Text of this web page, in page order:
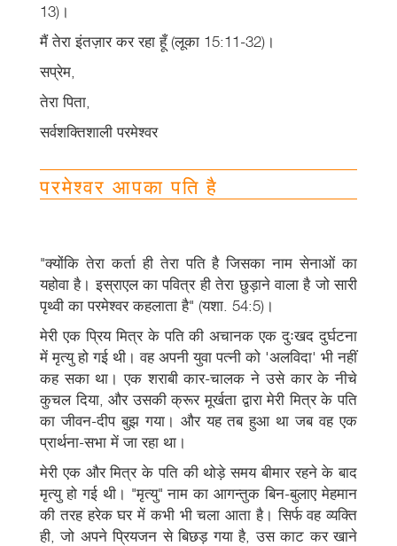
13)।
मैं तेरा इंतज़ार कर रहा हूँ (लूका 15:11-32)।
सप्रेम,
तेरा पिता,
सर्वशक्तिशाली परमेश्वर
परमेश्वर आपका पति है
"क्योंकि तेरा कर्ता ही तेरा पति है जिसका नाम सेनाओं का
यहोवा है। इस्राएल का पवित्र ही तेरा छुड़ाने वाला है जो सारी
पृथ्वी का परमेश्वर कहलाता है" (यशा. 54:5)।
मेरी एक प्रिय मित्र के पति की अचानक एक दुःखद दुर्घटना
में मृत्यु हो गई थी। वह अपनी युवा पत्नी को 'अलविदा' भी नहीं
कह सका था। एक शराबी कार-चालक ने उसे कार के नीचे
कुचल दिया, और उसकी क्रूर मूर्खता द्वारा मेरी मित्र के पति
का जीवन-दीप बुझ गया। और यह तब हुआ था जब वह एक
प्रार्थना-सभा में जा रहा था।
मेरी एक और मित्र के पति की थोड़े समय बीमार रहने के बाद
मृत्यु हो गई थी। "मृत्यु" नाम का आगन्तुक बिन-बुलाए मेहमान
की तरह हरेक घर में कभी भी चला आता है। सिर्फ वह व्यक्ति
ही, जो अपने प्रियजन से बिछड़ गया है, उस काट कर खाने